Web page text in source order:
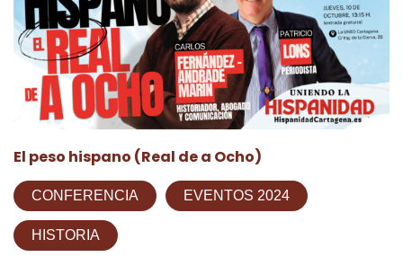
El peso hispano (Real de a Ocho)
CONFERENCIA EVENTOS 2024
HISTORIA